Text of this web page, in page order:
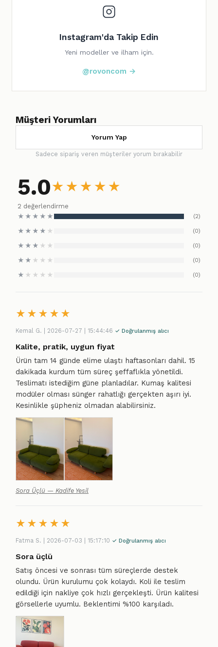
Instagram'da Takip Edin
Yeni modeller ve ilham için.
@rovoncom →
Müşteri Yorumları
Yorum Yap
Sadece sipariş veren müşteriler yorum bırakabilir
5.0★ ★ ★ ★ ★
2 değerlendirme
★ ★ ★ ★ ★ (2)
★ ★ ★ ★ ★ (0)
★ ★ ★ ★ ★ (0)
★ ★ ★ ★ ★ (0)
★ ★ ★ ★ ★ (0)
★ ★ ★ ★ ★
Kemal G. | 2026-07-27 | 15:44:46 ✓ Doğrulanmış alıcı
Kalite, pratik, uygun fiyat
Ürün tam 14 günde elime ulaştı haftasonları dahil. 15
dakikada kurdum tüm süreç şeffaflıkla yönetildi.
Teslimatı istediğim güne planladılar. Kumaş kalitesi
modüler olması sünger rahatlığı gerçekten aşırı iyi.
Kesinlikle şüpheniz olmadan alabilirsiniz.
Sora Üçlü — Kadife Yesil
★ ★ ★ ★ ★
Fatma S. | 2026-07-03 | 15:17:10 ✓ Doğrulanmış alıcı
Sora üçlü
Satış öncesi ve sonrası tüm süreçlerde destek
olundu. Ürün kurulumu çok kolaydı. Koli ile teslim
edildiği için nakliye çok hızlı gerçekleşti. Ürün kalitesi
görsellerle uyumlu. Beklentimi %100 karşıladı.